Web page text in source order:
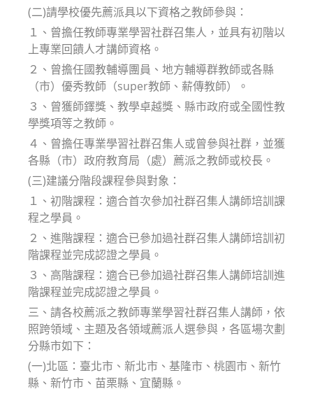
(二)請學校優先薦派具以下資格之教師參與：
１、曾擔任教師專業學習社群召集人，並具有初階以
上專業回饋人才講師資格。
２、曾擔任國教輔導團員、地方輔導群教師或各縣
（市）優秀教師（super教師、薪傳教師）。
３、曾獲師鐸獎、教學卓越獎、縣市政府或全國性教
學獎項等之教師。
４、曾擔任專業學習社群召集人或曾參與社群，並獲
各縣（市）政府教育局（處）薦派之教師或校長。
(三)建議分階段課程參與對象：
１、初階課程：適合首次參加社群召集人講師培訓課
程之學員。
２、進階課程：適合已參加過社群召集人講師培訓初
階課程並完成認證之學員。
３、高階課程：適合已參加過社群召集人講師培訓進
階課程並完成認證之學員。
三、請各校薦派之教師專業學習社群召集人講師，依
照跨領域、主題及各領域薦派人選參與，各區場次劃
分縣市如下：
(一)北區：臺北市、新北市、基隆市、桃園市、新竹
縣、新竹市、苗栗縣、宜蘭縣。